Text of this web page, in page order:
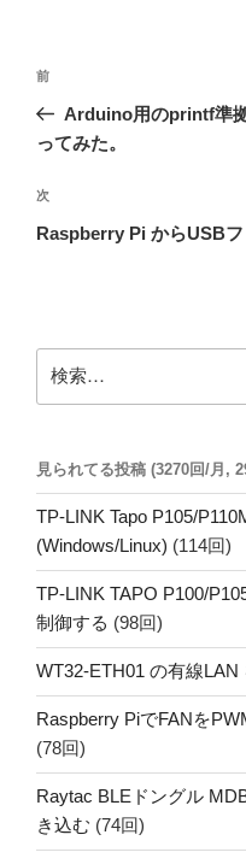
投
ゲ
ー
前
の
前
Arduino用のprintf準
ってみた。
次
の
次
Raspberry Pi からUSB
索:
見られてる投稿 (3270回/月,
TP-LINK Tapo P105/
(Windows/Linux) (114回)
TP-LINK TAPO P100/
制御する (98回)
WT32-ETH01 の有線LAN
Raspberry PiでFANを
(78回)
Raytac BLEドングル
き込む (74回)